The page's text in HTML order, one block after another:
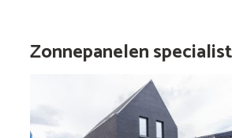
Zonnepanelen specialist